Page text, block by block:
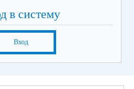
в систему
Вход